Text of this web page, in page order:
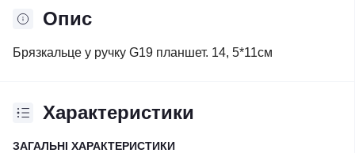
Опис
Брязкальце у ручку G19 планшет. 14, 5*11см
Характеристики
ЗАГАЛЬНІ ХАРАКТЕРИСТИКИ